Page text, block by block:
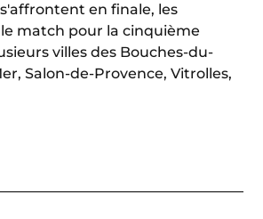
en finale, les
match pour la cinquième
villes des Bouches-du-
Salon-de-Provence, Vitrolles,